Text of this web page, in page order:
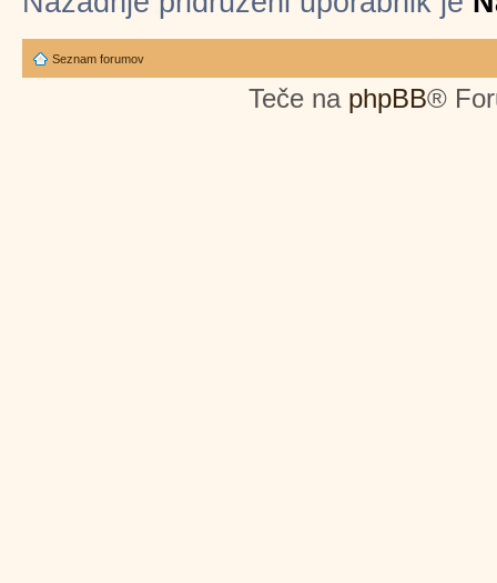
Seznam forumov
Teče na phpBB®